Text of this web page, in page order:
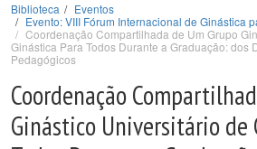
Biblioteca
Eventos
Evento: VIII Fórum Internacional de Ginástica
Coordenação Compartilhada de Um Grupo
Ginástica Para Todos Durante a Graduação: dos
Pedagógicos
Coordenação
Ginástico Universitário de